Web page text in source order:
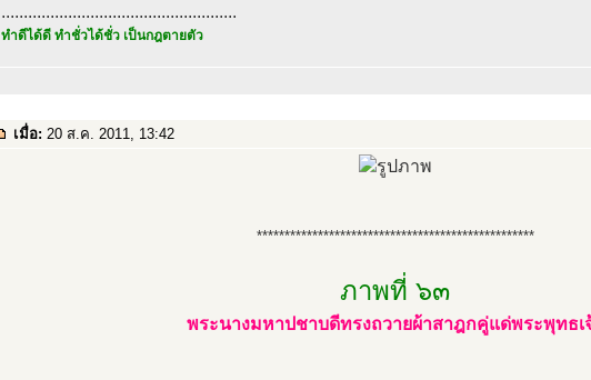
.....................................................
ทำดีได้ดี ทำชั่วได้ชั่ว เป็นกฎตายตัว
เมื่อ: 20 ส.ค. 2011, 13:42
**************************************************
ภาพที่ ๖๓
พระนางมหาปชาบดีทรงถวายผ้าสาฎกคู่แด่พระพุทธเ